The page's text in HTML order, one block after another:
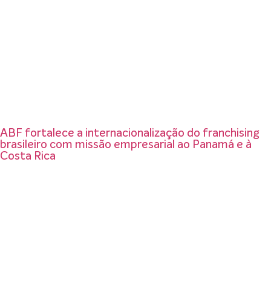
ABF fortalece a internacionalização do franchising
brasileiro com missão empresarial ao Panamá e à
Costa Rica